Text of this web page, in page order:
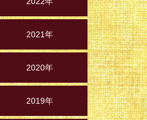
2021年
2020年
2019年